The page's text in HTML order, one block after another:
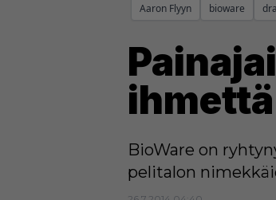
Aaron Flyyn bioware
BioWare on
pelitalon